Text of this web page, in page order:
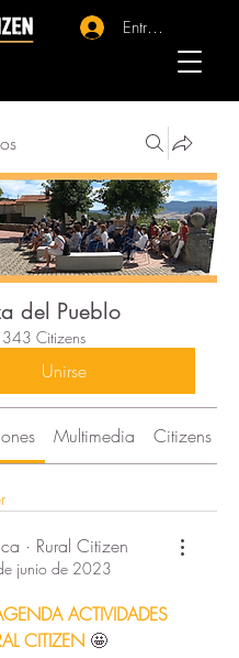
Entrar - Registro
del Pueblo
Citizens
Unirse
Multimedia Citizens
· Rural Citizen
junio de 2023
ACTIVIDADES
CITIZEN 🤩